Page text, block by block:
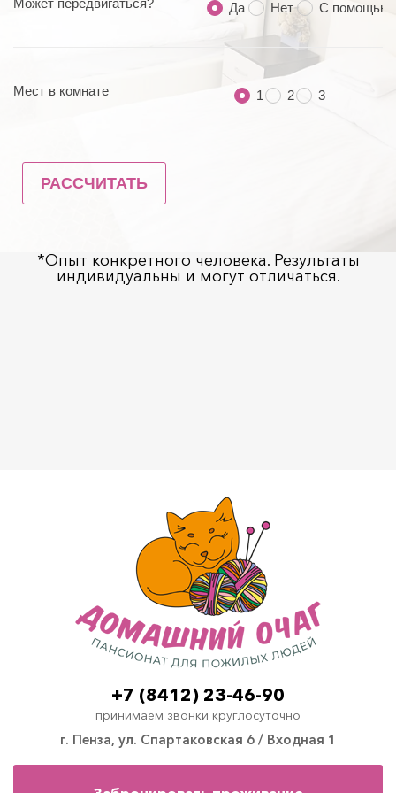
*Опыт конкретного человека. Результаты
индивидуальны и могут отличаться.
г. Пенза, ул. Спартаковская 6 / Входная 1
+7 (8412) 23-46-90
принимаем звонки круглосуточно